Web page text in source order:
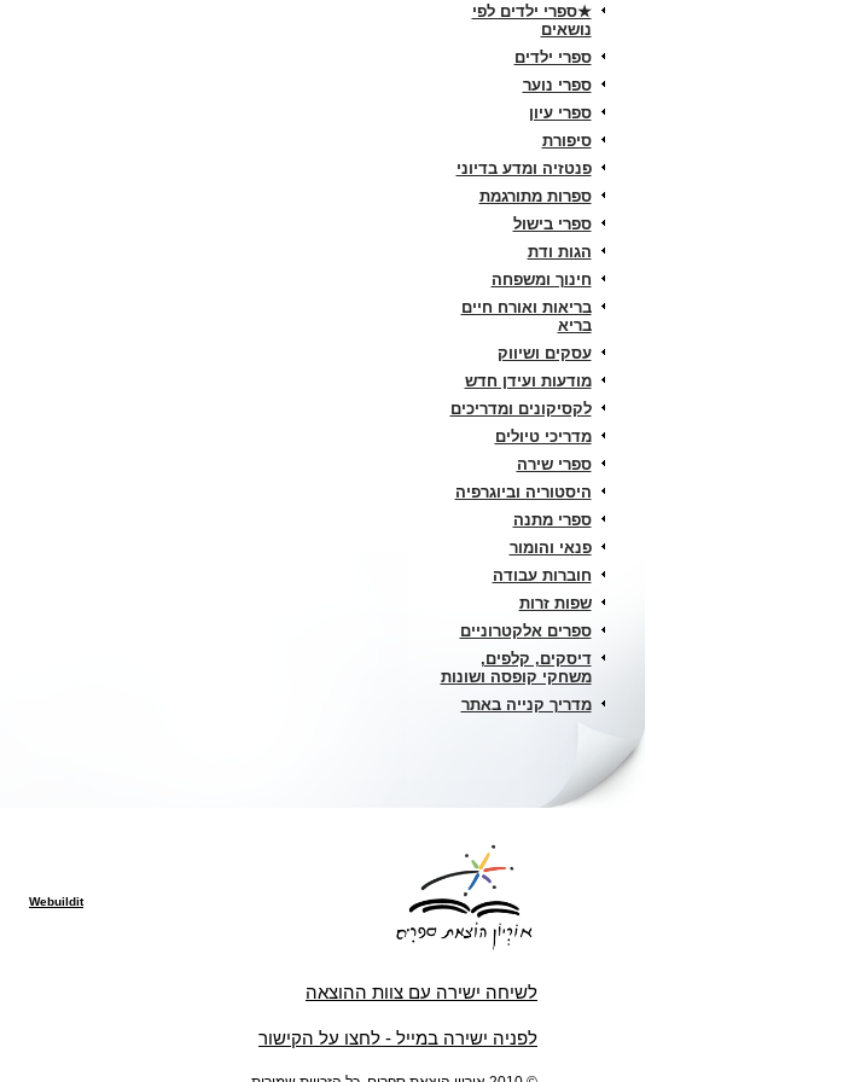
★ספרי ילדים לפי
נושאים
ספרי ילדים
ספרי נוער
ספרי עיון
סיפורת
פנטזיה ומדע בדיוני
ספרות מתורגמת
ספרי בישול
הגות ודת
חינוך ומשפחה
בריאות ואורח חיים
בריא
עסקים ושיווק
מודעות ועידן חדש
לקסיקונים ומדריכים
מדריכי טיולים
ספרי שירה
היסטוריה וביוגרפיה
ספרי מתנה
פנאי והומור
חוברות עבודה
שפות זרות
ספרים אלקטרוניים
דיסקים, קלפים,
משחקי קופסה ושונות
מדריך קנייה באתר
לשיחה ישירה עם צוות ההוצאה
לפניה ישירה במייל - לחצו על הקישור
Webuildit